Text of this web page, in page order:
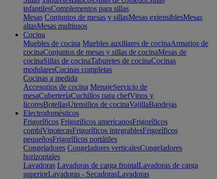
infantilesComplementos para sillas
Mesas Conjuntos de mesas y sillasMesas extensiblesMesas
altasMesas multiusos
Cocina
Muebles de cocina Muebles auxiliares de cocinaArmarios de
cocinaConjuntos de mesas y sillas de cocinaMesas de
cocinaSillas de cocinaTaburetes de cocinaCocinas
modularesCocinas completas
Cocinas a medida
Accesorios de cocina MenajeServicio de
mesaCuberteríaCuchillos para chefVinos y
licoresBotellasUtensilios de cocinaVajillaBandejas
Electrodomésticos
Frigoríficos Frigoríficos americanosFrigoríficos
combiVinotecasFrigoríficos integrablesFrigoríficos
pequeñosFrigoríficos portátiles
Congeladores Congeladores verticalesCongeladores
horizontales
Lavadoras Lavadoras de carga frontalLavadoras de carga
superiorLavadoras - SecadorasLavadoras